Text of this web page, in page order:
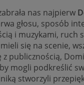
nas najpierw
głosu, sposób
i muzykami, ruch
się na scenie,
z publicznością,
mogli podkreślić
stworzyli